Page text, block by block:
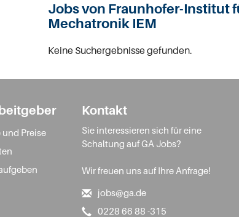
Jobs von Fraunhofer-Institut
Mechatronik IEM
Keine Suchergebnisse gefunden.
Preise
Kontakt
Sie interessieren sich für eine
Schaltung auf GA Jobs?
Wir freuen uns auf Ihre Anfrage!
jobs@ga.de
0228 66 88 -315